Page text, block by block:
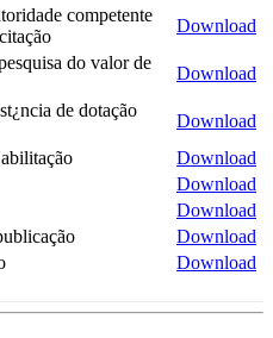
competente
Download
do valor de
Download
de dotação
Download
Download
Download
Download
Download
Download